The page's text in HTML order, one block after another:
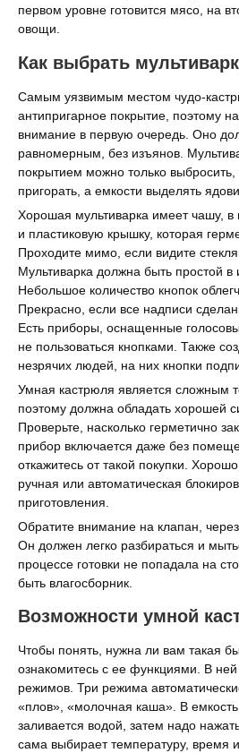
первом уровне готовится мясо, на
овощи.
Как выбрать
Самым уязвимым местом чудо-
антипригарное покрытие, поэтому
внимание в первую очередь. Оно
равномерным, без изъянов.
покрытием можно только выбросить,
пригорать, а емкости выделять
Хорошая мультиварка имеет чашу, в
и пластиковую крышку, которая
Проходите мимо, если видите
Мультиварка должна быть простой в
Небольшое количество кнопок
Прекрасно, если все надписи
Есть приборы, оснащенные
не пользоваться кнопками. Также
незрячих людей, на них кнопки
Умная кастрюля является сложным
поэтому должна обладать хорошей
Проверьте, насколько герметично
прибор включается даже без
откажитесь от такой покупки.
ручная или автоматическая
приготовления.
Обратите внимание на клапан,
Он должен легко разбираться и
процессе готовки не попадала на
быть влагосборник.
Возможности умной
Чтобы понять, нужна ли вам такая
ознакомитесь с ее функциями. В
режимов. Три режима
«плов», «молочная каша». В емкость
заливается водой, затем надо
сама выбирает температуру, время